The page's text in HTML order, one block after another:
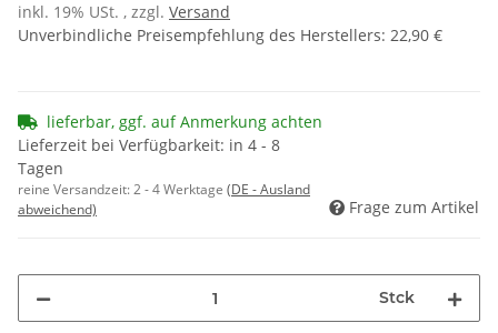
inkl. 19% USt. , zzgl. Versand
Unverbindliche Preisempfehlung des Herstellers: 22,90 €
lieferbar, ggf. auf Anmerkung achten
Lieferzeit bei Verfügbarkeit: in 4 - 8
Tagen
reine Versandzeit:2 - 4 Werktage (DE - Ausland
abweichend)
Frage zum Artikel
Stck